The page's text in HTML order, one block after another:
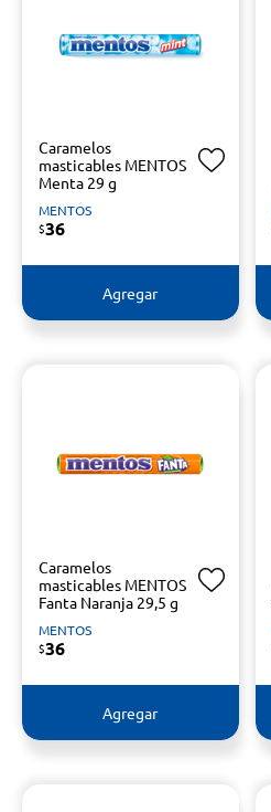
Caramelos
masticables MENTOS
Menta 29 g
MENTOS
$36
Agregar
Caramelos
masticables MENTOS
Fanta Naranja 29,5 g
MENTOS
$36
Agregar